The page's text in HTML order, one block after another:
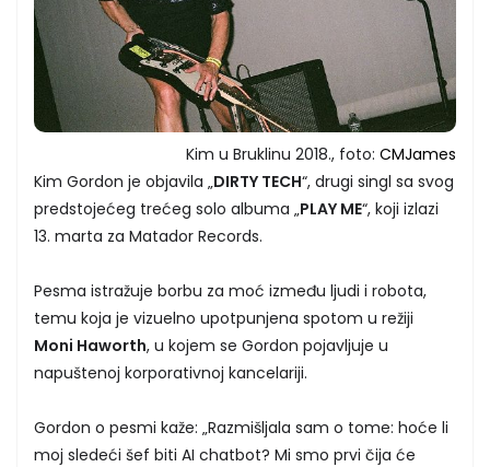
Kim u Bruklinu 2018., foto: CMJames
Kim Gordon je objavila „DIRTY TECH“, drugi singl sa svog
predstojećeg trećeg solo albuma „PLAY ME“, koji izlazi
13. marta za Matador Records.
Pesma istražuje borbu za moć između ljudi i robota,
temu koja je vizuelno upotpunjena spotom u režiji
Moni Haworth, u kojem se Gordon pojavljuje u
napuštenoj korporativnoj kancelariji.
Gordon o pesmi kaže: „Razmišljala sam o tome: hoće li
moj sledeći šef biti AI chatbot? Mi smo prvi čija će